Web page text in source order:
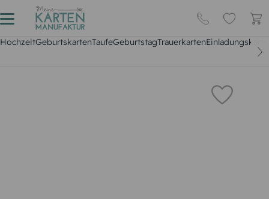
HochzeitGeburtskartenTaufeGeburtstagTrauerkarten